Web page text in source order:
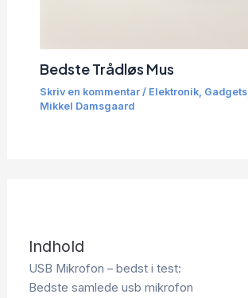
Bedste Trådløs Mus
Skriv en kommentar / Elektronik, Gadgets,
Mikkel Damsgaard
Indhold
USB Mikrofon – bedst i test:
Bedste samlede usb mikrofon